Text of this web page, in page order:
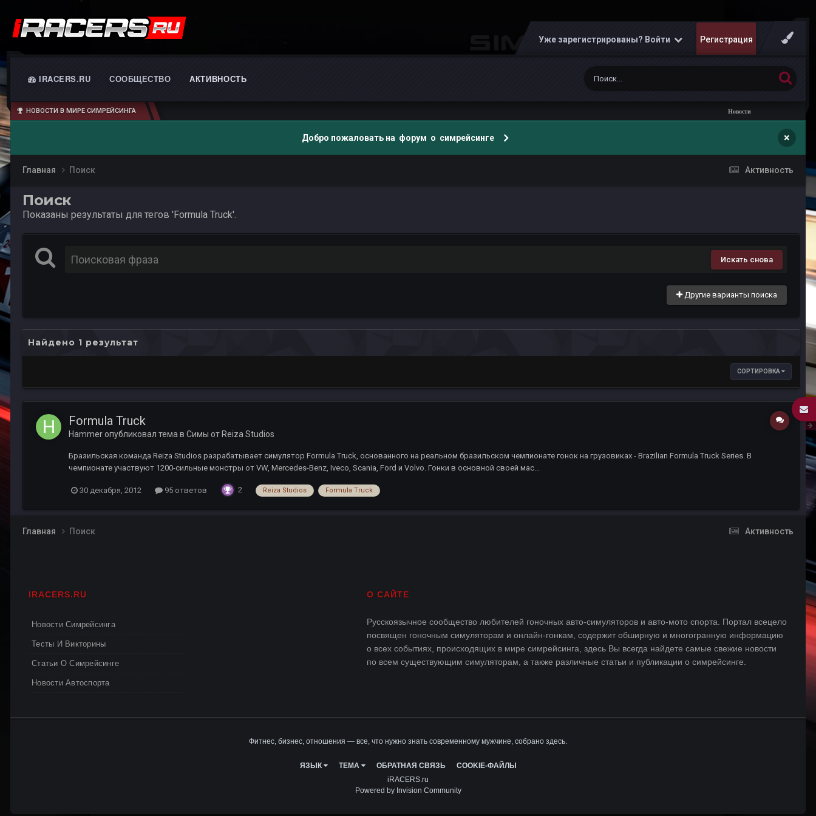
Уже зарегистрированы? Войти Регистрация
IRACERS.RU СООБЩЕСТВО АКТИВНОСТЬ
НОВОСТИ В МИРЕ СИМРЕЙСИНГА Новости
Добро пожаловать на форум о симрейсинге ×
Активность
Главная Поиск
Поиск
Показаны результаты для тегов 'Formula Truck'.
Искать снова
Другие варианты поиска
Найдено 1 результат
СОРТИРОВКА
Formula Truck
Hammerопубликовал тема в Симы от Reiza Studios
Бразильская команда Reiza Studios разрабатывает симулятор Formula Truck, основанного на реальном бразильском чемпионате гонок на грузовиках - Brazilian Formula Truck Series. В
чемпионате участвуют 1200-сильные монстры от VW, Mercedes-Benz, Iveco, Scania, Ford и Volvo. Гонки в основной своей мас...
30 декабря, 2012 95 ответов 2 Reiza Studios Formula Truck
Активность
Главная Поиск
IRACERS.RU
Новости Симрейсинга
Тесты И Викторины
Статьи О Симрейсинге
Новости Автоспорта
О САЙТЕ
Русскоязычное сообщество любителей гоночных авто-симуляторов и авто-мото спорта. Портал всецело
посвящен гоночным симуляторам и онлайн-гонкам, содержит обширную и многогранную информацию
о всех событиях, происходящих в мире симрейсинга, здесь Вы всегда найдете самые свежие новости
по всем существующим симуляторам, а также различные статьи и публикации о симрейсинге.
Фитнес, бизнес, отношения — все, что нужно знать современному мужчине, собрано здесь.
ЯЗЫК ТЕМА ОБРАТНАЯ СВЯЗЬ
COOKIE-ФАЙЛЫ
iRACERS.ru
Powered by Invision Community